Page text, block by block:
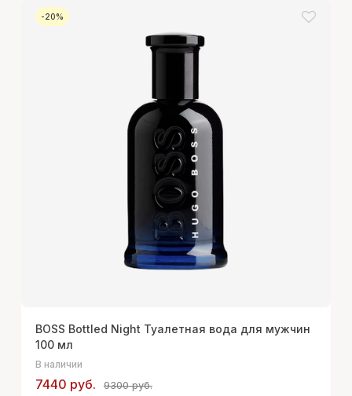
-20%
BOSS Bottled Night Туалетная вода для мужчин
100 мл
В наличии
7440 руб. 9300 руб.